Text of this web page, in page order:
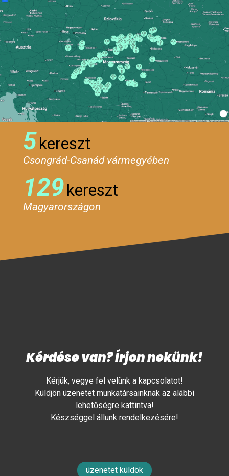
5kereszt
Csongrád-Csanád vármegyében
129kereszt
Magyarországon
Kérdése van? Írjon nekünk!
Kérjük, vegye fel velünk a kapcsolatot!
Küldjön üzenetet munkatársainknak az alábbi
lehetőségre kattintva!
Készséggel állunk rendelkezésére!
üzenetet küldök